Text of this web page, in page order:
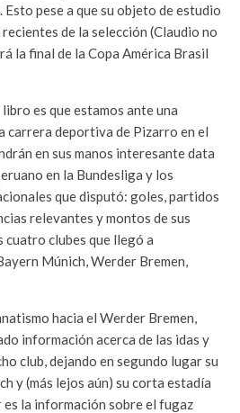
pese a que su objeto de estudio
de la selección (Claudio no
la final de la Copa América Brasil
es que estamos ante una
carrera deportiva de Pizarro en el
en sus manos interesante data
en la Bundesliga y los
que disputó: goles, partidos
relevantes y montos de sus
clubes que llegó a
Múnich, Werder Bremen,
hacia el Werder Bremen,
información acerca de las idas y
club, dejando en segundo lugar su
y (más lejos aún) su corta estadía
es la información sobre el fugaz